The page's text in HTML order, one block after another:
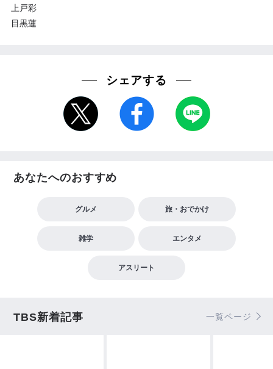
上戸彩
目黒蓮
シェアする
あなたへのおすすめ
グルメ 旅・おでかけ
雑学 エンタメ
アスリート
TBS新着記事 一覧ページ